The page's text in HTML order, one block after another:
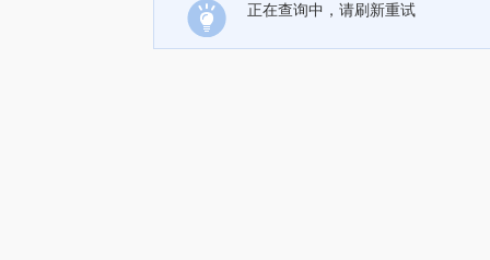
正在查询中，请刷新重试